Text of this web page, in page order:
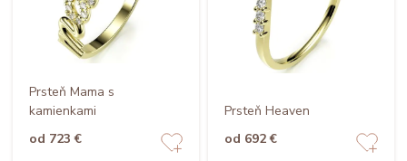
Prsteň Mama s
kamienkami
od 723 €
Prsteň Heaven
od 692 €